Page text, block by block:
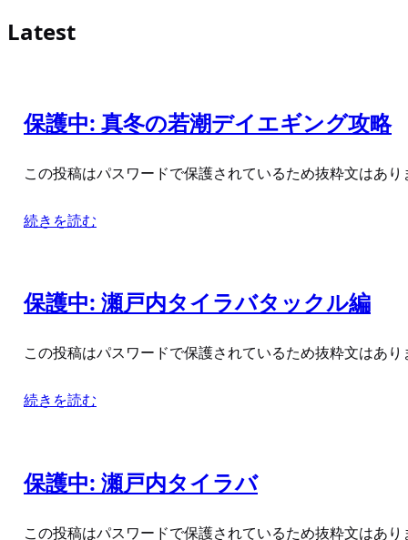
Latest
保護中: 真冬の若潮デイエギング攻略
この投稿はパスワードで保護されているため抜粋文はあり
続きを読む
保護中: 瀬戸内タイラバタックル編
この投稿はパスワードで保護されているため抜粋文はあり
続きを読む
保護中: 瀬戸内タイラバ
この投稿はパスワードで保護されているため抜粋文はあり